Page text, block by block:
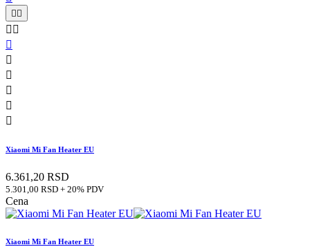
 
 






Xiaomi Mi Fan Heater EU
6.361,20 RSD
5.301,00 RSD + 20% PDV
Cena
Xiaomi Mi Fan Heater EU